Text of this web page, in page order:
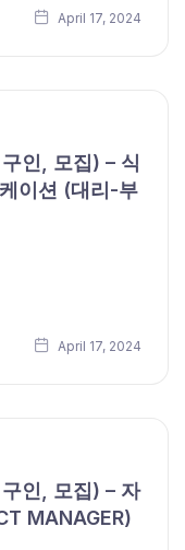
April 17, 2024
인, 모집) – 식
이션 (대리-부
April 17, 2024
인, 모집) – 자
MANAGER)